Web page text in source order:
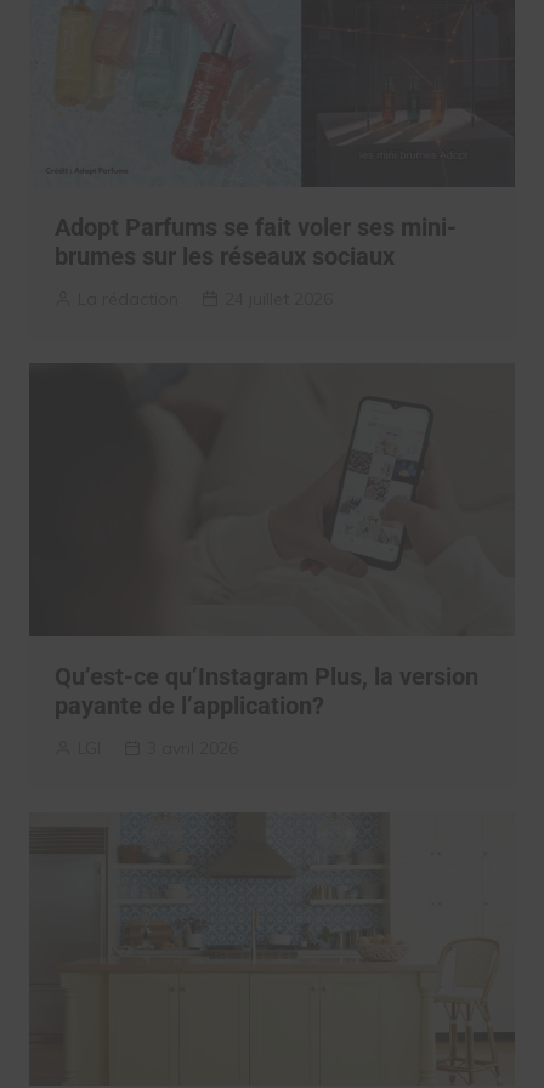
Adopt Parfums se fait voler ses mini-
brumes sur les réseaux sociaux
Qu’est-ce qu’Instagram Plus, la version
payante de l’application?